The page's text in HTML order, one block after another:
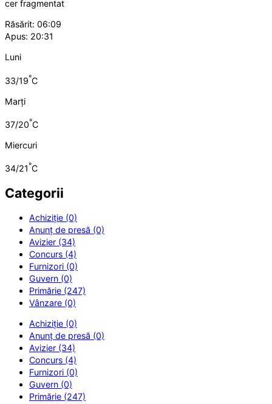
cer fragmentat
Răsărit: 06:09
Apus: 20:31
Luni
33/19°C
Marți
37/20°C
Miercuri
34/21°C
Categorii
Achiziție (0)
Anunț de presă (0)
Avizier (34)
Concurs (4)
Furnizori (0)
Guvern (0)
Primărie (247)
Vânzare (0)
Achiziție (0)
Anunț de presă (0)
Avizier (34)
Concurs (4)
Furnizori (0)
Guvern (0)
Primărie (247)